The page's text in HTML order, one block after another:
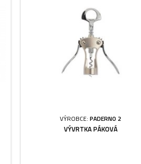
VÝROBCE:PADERNO 2
VÝVRTKA PÁKOVÁ